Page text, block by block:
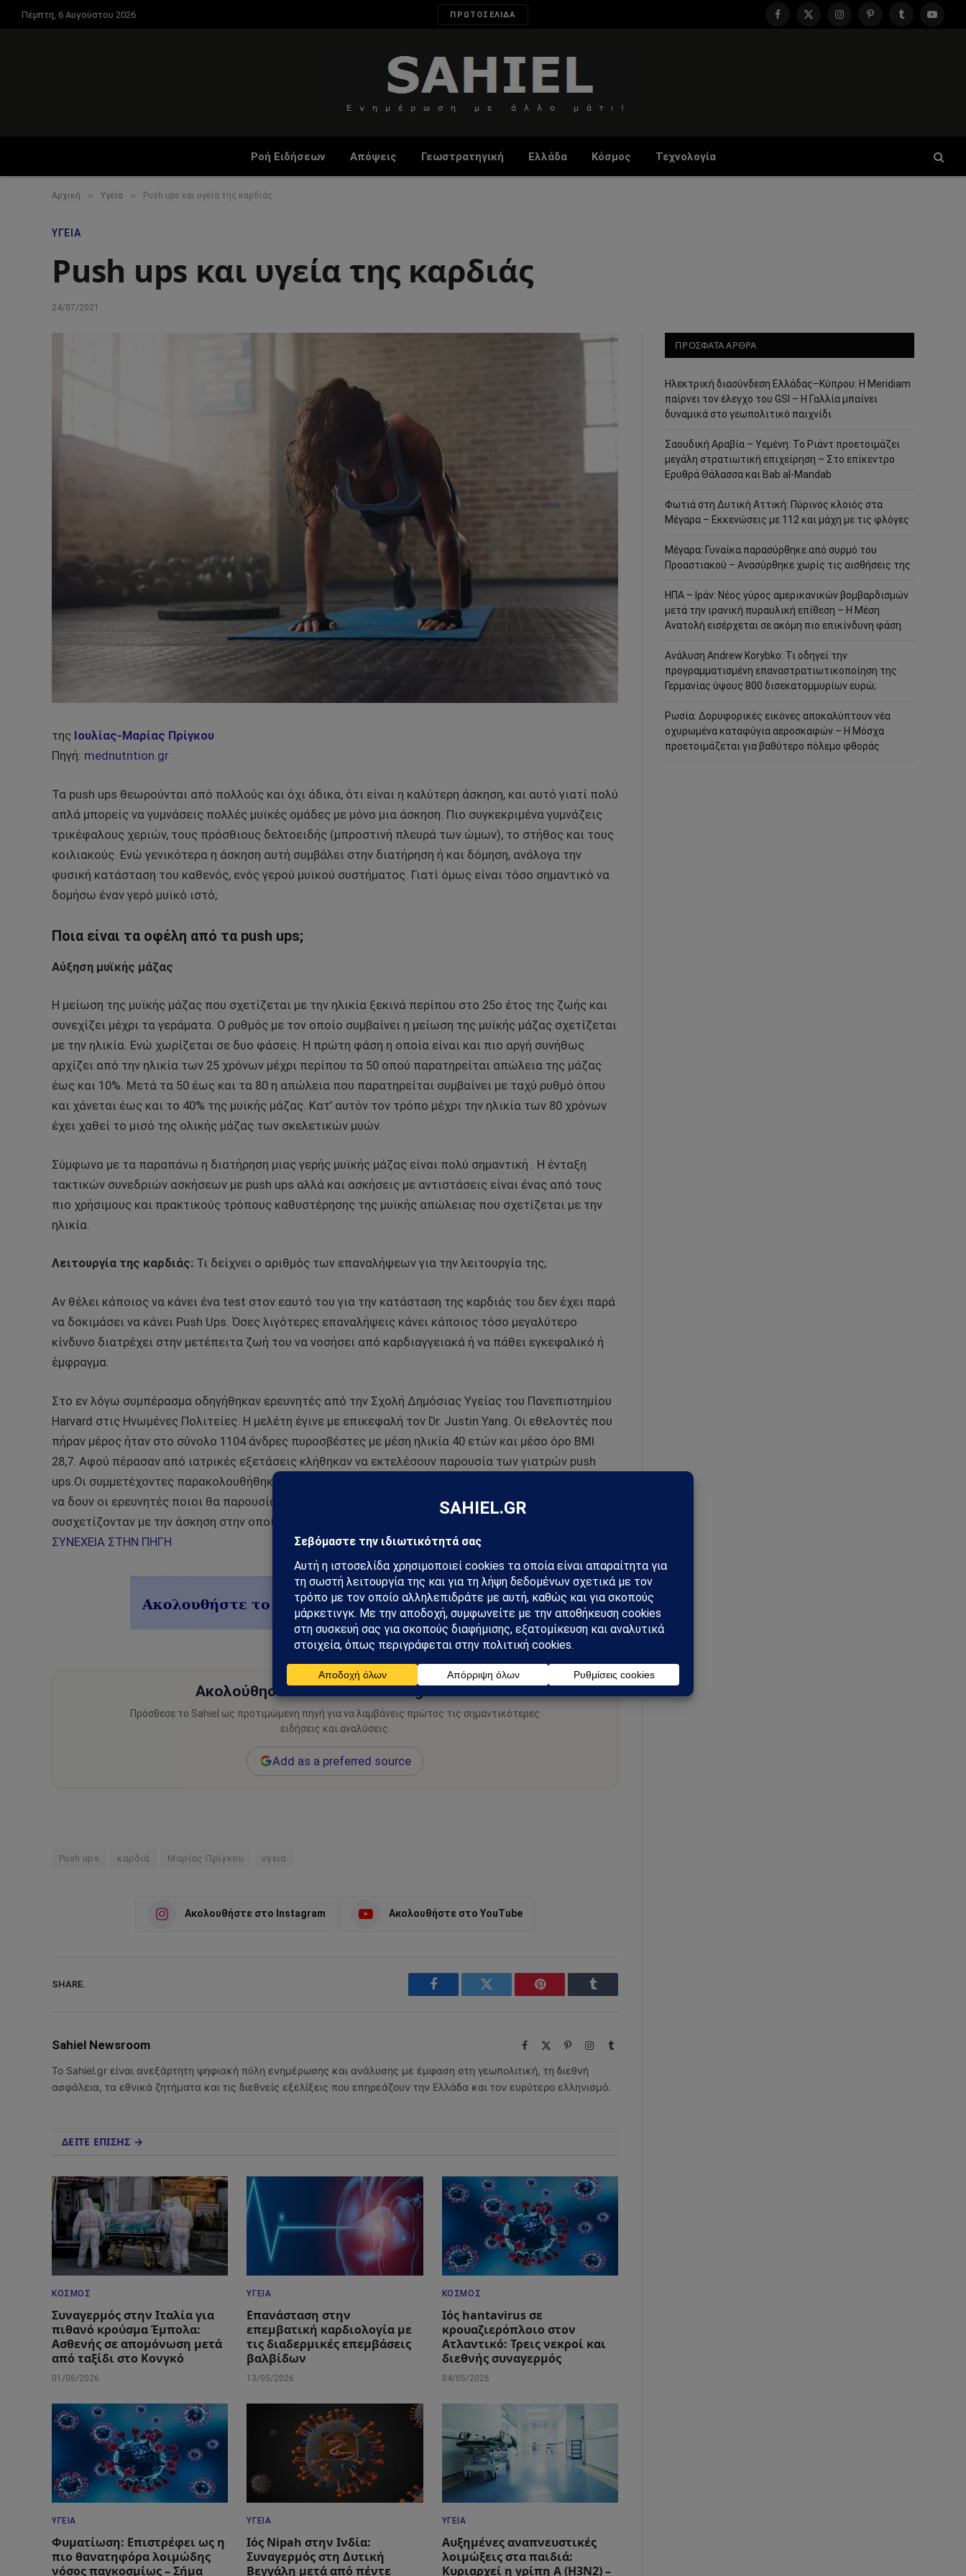
Πέμπτη, 6 Αυγούστου 2026 ΠΡΩΤΟΣΕΛΙΔΑ
Facebook
X
InstagramPinterestTumblr
Ροή Ειδήσεων Απόψεις Γεωστρατηγική Ελλάδα Κόσμος Τεχνολογία
Αρχική » Υγεία » Push ups και υγεία της καρδιάς
ΥΓΕΊΑ
Push ups και υγεία της καρδιάς
24/07/2021
της Ιουλίας-Μαρίας Πρίγκου
Πηγή: mednutrition.gr
Τα push ups θεωρούνται από πολλούς και όχι άδικα, ότι είναι η καλύτερη άσκηση, και αυτό γιατί πολύ
απλά μπορείς να γυμνάσεις πολλές μυϊκές ομάδες με μόνο μια άσκηση. Πιο συγκεκριμένα γυμνάζεις
τρικέφαλους χεριών, τους πρόσθιους δελτοειδής (μπροστινή πλευρά των ώμων), το στήθος και τους
κοιλιακούς. Ενώ γενικότερα η άσκηση αυτή συμβάλει στην διατήρηση ή και δόμηση, ανάλογα την
φυσική κατάσταση του καθενός, ενός γερού μυϊκού συστήματος. Γιατί όμως είναι τόσο σημαντικό να
δομήσω έναν γερό μυϊκό ιστό;
Ποια είναι τα οφέλη από τα push ups;
Αύξηση μυϊκής μάζας
Η μείωση της μυϊκής μάζας που σχετίζεται με την ηλικία ξεκινά περίπου στο 25ο έτος της ζωής και
συνεχίζει μέχρι τα γεράματα. Ο ρυθμός με τον οποίο συμβαίνει η μείωση της μυϊκής μάζας σχετίζεται
με την ηλικία. Ενώ χωρίζεται σε δυο φάσεις. Η πρώτη φάση η οποία είναι και πιο αργή συνήθως
αρχίζει από την ηλικία των 25 χρόνων μέχρι περίπου τα 50 οπού παρατηρείται απώλεια της μάζας
έως και 10%. Μετά τα 50 έως και τα 80 η απώλεια που παρατηρείται συμβαίνει με ταχύ ρυθμό όπου
και χάνεται έως και το 40% της μυϊκής μάζας. Κατ’ αυτόν τον τρόπο μέχρι την ηλικία των 80 χρόνων
έχει χαθεί το μισό της ολικής μάζας των σκελετικών μυών.
Σύμφωνα με τα παραπάνω η διατήρηση μιας γερής μυϊκής μάζας είναι πολύ σημαντική . Η ένταξη
τακτικών συνεδριών ασκήσεων με push ups αλλά και ασκήσεις με αντιστάσεις είναι ένας από τους
πιο χρήσιμους και πρακτικούς τρόπους καθυστέρησης της μυϊκής απώλειας που σχετίζεται με την
ηλικία.
Λειτουργία της καρδιάς: Τι δείχνει ο αριθμός των επαναλήψεων για την λειτουργία της;
Αν θέλει κάποιος να κάνει ένα test στον εαυτό του για την κατάσταση της καρδιάς του δεν έχει παρά
να δοκιμάσει να κάνει Push Ups. Όσες λιγότερες επαναλήψεις κάνει κάποιος τόσο μεγαλύτερο
κίνδυνο διατρέχει στην μετέπειτα ζωή του να νοσήσει από καρδιαγγειακά ή να πάθει εγκεφαλικό ή
έμφραγμα.
Στο εν λόγω συμπέρασμα οδηγήθηκαν ερευνητές από την Σχολή Δημόσιας Υγείας του Πανεπιστημίου
Harvard στις Ηνωμένες Πολιτείες. Η μελέτη έγινε με επικεφαλή τον Dr. Justin Yang. Οι εθελοντές που
πήραν μέρος ήταν στο σύνολο 1104 άνδρες πυροσβέστες με μέση ηλικία 40 ετών και μέσο όρο BMI
28,7. Αφού πέρασαν από ιατρικές εξετάσεις κλήθηκαν να εκτελέσουν παρουσία των γιατρών push
ups.Οι συμμετέχοντες παρακολουθήθηκαν σε βάθος δεκαετιών διάστημα το οποίο ήταν αρκετό για
να δουν οι ερευνητές ποιοι θα παρουσίαζαν προβλήματα και κατά πόσο τα προβλήματα
συσχετίζονταν με την άσκηση στην οποία κλήθηκαν οι συμμετέχοντες να εκτελέσουν.
ΣΥΝΕΧΕΙΑ ΣΤΗΝ ΠΗΓΗ
Ακολούθησε το Sahiel στο Google News
Πρόσθεσε το Sahiel ως προτιμώμενη πηγή για να λαμβάνεις πρώτος τις σημαντικότερες
ειδήσεις και αναλύσεις.
Add as a preferred source
Push ups καρδιά Μαρίας Πρίγκου υγεια
Ακολουθήστε στο Instagram Ακολουθήστε στο YouTube
SHARE.
Facebook Twitter Pinterest Tumblr
Sahiel Newsroom Facebook PinterestInstagram
Tumblr
Το Sahiel.gr είναι ανεξάρτητη ψηφιακή πύλη ενημέρωσης και ανάλυσης με έμφαση στη γεωπολιτική, τη διεθνή
ασφάλεια, τα εθνικά ζητήματα και τις διεθνείς εξελίξεις που επηρεάζουν την Ελλάδα και τον ευρύτερο ελληνισμό.
ΔΕΙΤΕ ΕΠΙΣΗΣ →
ΚΌΣΜΟΣ
Συναγερμός στην Ιταλία για
πιθανό κρούσμα Έμπολα:
Ασθενής σε απομόνωση μετά
από ταξίδι στο Κονγκό
01/06/2026
ΥΓΕΊΑ
Επανάσταση στην
επεμβατική καρδιολογία με
τις διαδερμικές επεμβάσεις
βαλβίδων
13/05/2026
ΚΌΣΜΟΣ
Ιός hantavirus σε
κρουαζιερόπλοιο στον
Ατλαντικό: Τρεις νεκροί και
διεθνής συναγερμός
04/05/2026
ΥΓΕΊΑ
Φυματίωση: Επιστρέφει ως η
πιο θανατηφόρα λοιμώδης
νόσος παγκοσμίως – Σήμα
ΥΓΕΊΑ
Ιός Nipah στην Ινδία:
Συναγερμός στη Δυτική
Βεγγάλη μετά από πέντε
ΥΓΕΊΑ
Αυξημένες αναπνευστικές
λοιμώξεις στα παιδιά:
Κυριαρχεί η γρίπη Α (Η3Ν2) –
ΠΡΟΣΦΑΤΑ ΑΡΘΡΑ
Ηλεκτρική διασύνδεση Ελλάδας–Κύπρου: Η Meridiam
παίρνει τον έλεγχο του GSI – Η Γαλλία μπαίνει
δυναμικά στο γεωπολιτικό παιχνίδι
Σαουδική Αραβία – Υεμένη: Το Ριάντ προετοιμάζει
μεγάλη στρατιωτική επιχείρηση – Στο επίκεντρο
Ερυθρά Θάλασσα και Bab al-Mandab
Φωτιά στη Δυτική Αττική: Πύρινος κλοιός στα
Μέγαρα – Εκκενώσεις με 112 και μάχη με τις φλόγες
Μέγαρα: Γυναίκα παρασύρθηκε από συρμό του
Προαστιακού – Ανασύρθηκε χωρίς τις αισθήσεις της
ΗΠΑ – Ιράν: Νέος γύρος αμερικανικών βομβαρδισμών
μετά την ιρανική πυραυλική επίθεση – Η Μέση
Ανατολή εισέρχεται σε ακόμη πιο επικίνδυνη φάση
Ανάλυση Andrew Korybko: Τι οδηγεί την
προγραμματισμένη επαναστρατιωτικοποίηση της
Γερμανίας ύψους 800 δισεκατομμυρίων ευρώ;
Ρωσία: Δορυφορικές εικόνες αποκαλύπτουν νέα
οχυρωμένα καταφύγια αεροσκαφών – Η Μόσχα
προετοιμάζεται για βαθύτερο πόλεμο φθοράς